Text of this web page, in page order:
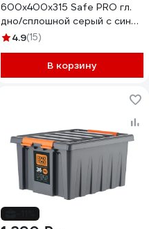
600x400x315 Safe PRO гл.
дно/сплошной серый с синей
крышкой 33150
4.9(15)
В корзину